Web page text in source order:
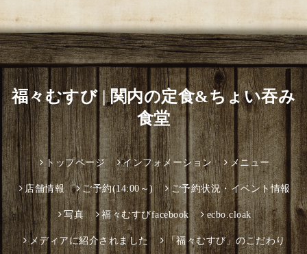
福々むすび | 関内の定食&ちょい吞み
食堂
トップページ インフォメーション メニュー
店舗情報 ご予約(14:00～) ご予約状況・イベント情報
写真 福々むすびfacebook ecbo.cloak
メディアに紹介されました 「福々むすび」のこだわり